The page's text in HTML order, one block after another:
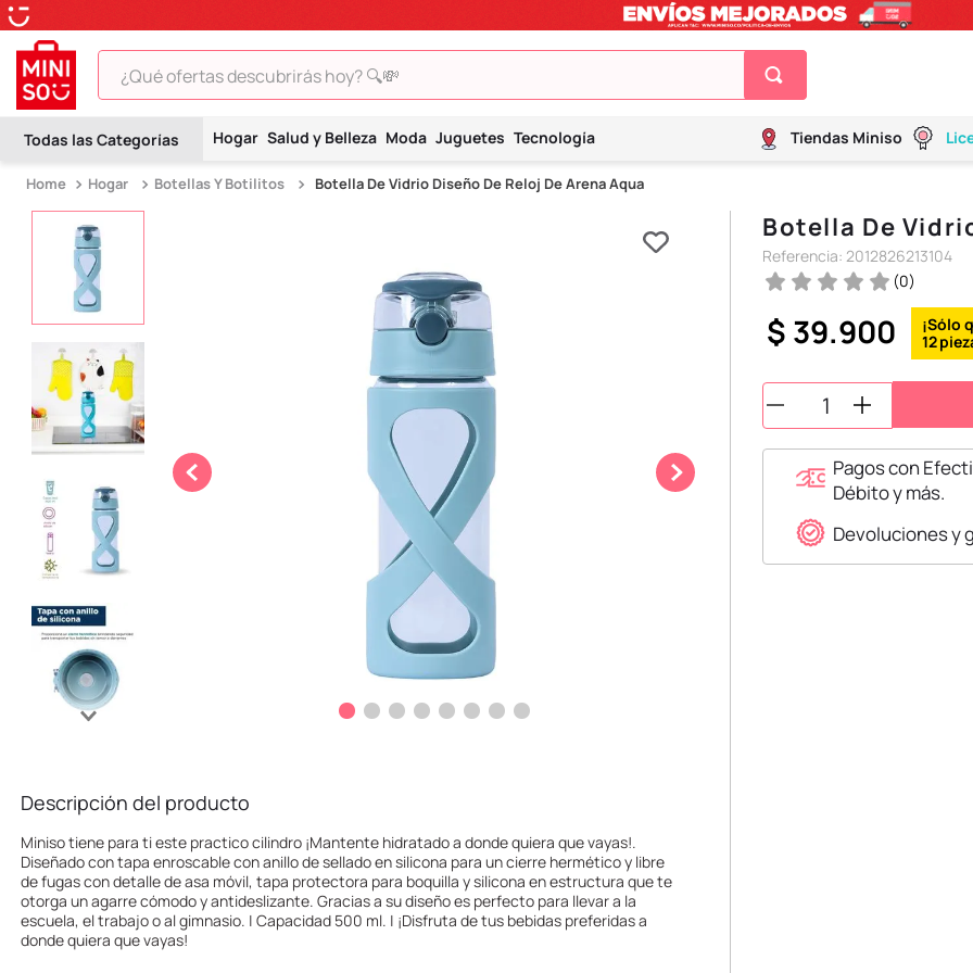
¿Qué ofertas descubrirás hoy? 🔍💸
Hogar Salud y Belleza Moda Juguetes Tecnología Tiendas Miniso
Hogar Botellas Y Botilitos Botella De Vidrio Diseño De Reloj De Arena Aqua
Descripción del producto
Miniso tiene para ti este practico cilindro ¡Mantente hidratado a donde quiera que vayas!.
Diseñado con tapa enroscable con anillo de sellado en silicona para un cierre hermético y libre
de fugas con detalle de asa móvil, tapa protectora para boquilla y silicona en estructura que te
otorga un agarre cómodo y antideslizante. Gracias a su diseño es perfecto para llevar a la
escuela, el trabajo o al gimnasio. | Capacidad 500 ml. | ¡Disfruta de tus bebidas preferidas a
donde quiera que vayas!
Botella De
Referencia: 2012826213104
(0)
$ 39.900 12
Pagos con
Débito y más.
Devoluciones y
TÉRMINOS MÁS BUSCADOS
2.
hello kitty
9.
one piece
.